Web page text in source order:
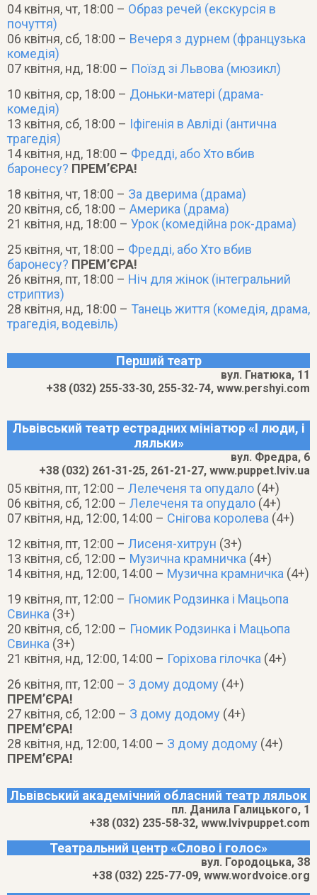
04 квітня, чт, 18:00 – Образ речей (екскурсія в
почуття)
06 квітня, сб, 18:00 – Вечеря з дурнем (французька
комедія)
07 квітня, нд, 18:00 – Поїзд зі Львова (мюзикл)
10 квітня, ср, 18:00 – Доньки-матері (драма-
комедія)
13 квітня, сб, 18:00 – Іфігенія в Авліді (антична
трагедія)
14 квітня, нд, 18:00 – Фредді, або Хто вбив
баронесу? ПРЕМ’ЄРА!
18 квітня, чт, 18:00 – За дверима (драма)
20 квітня, сб, 18:00 – Америка (драма)
21 квітня, нд, 18:00 – Урок (комедійна рок-драма)
25 квітня, чт, 18:00 – Фредді, або Хто вбив
баронесу? ПРЕМ’ЄРА!
26 квітня, пт, 18:00 – Ніч для жінок (інтегральний
стриптиз)
28 квітня, нд, 18:00 – Танець життя (комедія, драма,
трагедія, водевіль)
Перший театр
вул. Гнатюка, 11
+38 (032) 255-33-30, 255-32-74, www.pershyi.com
Львівський театр естрадних мініатюр «І люди, і
ляльки»
вул. Фредра, 6
+38 (032) 261-31-25, 261-21-27, www.puppet.lviv.ua
05 квітня, пт, 12:00 – Лелеченя та опудало (4+)
06 квітня, сб, 12:00 – Лелеченя та опудало (4+)
07 квітня, нд, 12:00, 14:00 – Снігова королева (4+)
12 квітня, пт, 12:00 – Лисеня-хитрун (3+)
13 квітня, сб, 12:00 – Музична крамничка (4+)
14 квітня, нд, 12:00, 14:00 – Музична крамничка (4+)
19 квітня, пт, 12:00 – Гномик Родзинка і Мацьопа
Свинка (3+)
20 квітня, сб, 12:00 – Гномик Родзинка і Мацьопа
Свинка (3+)
21 квітня, нд, 12:00, 14:00 – Горіхова гілочка (4+)
26 квітня, пт, 12:00 – З дому додому (4+)
ПРЕМ’ЄРА!
27 квітня, сб, 12:00 – З дому додому (4+)
ПРЕМ’ЄРА!
28 квітня, нд, 12:00, 14:00 – З дому додому (4+)
ПРЕМ’ЄРА!
Львівський академічний обласний театр ляльок
пл. Данила Галицького, 1
+38 (032) 235-58-32, www.lvivpuppet.com
Театральний центр «Слово і голос»
вул. Городоцька, 38
+38 (032) 225-77-09, www.wordvoice.org